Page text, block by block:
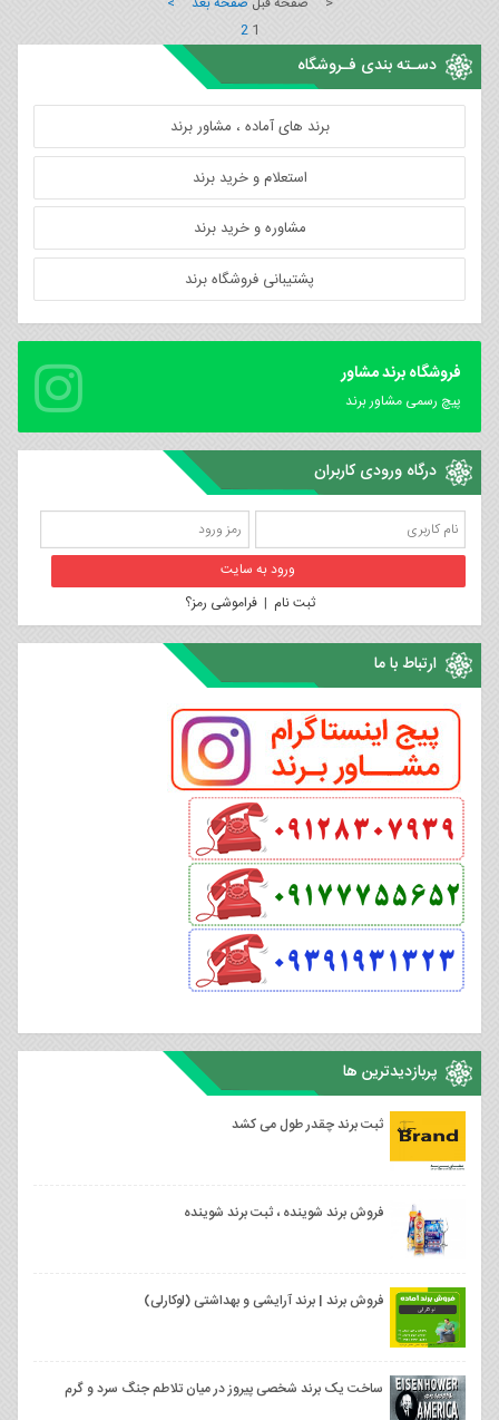
1
2
دسـته بندی فـروشگاه
برند های آماده ، مشاور برند
استعلام و خرید برند
مشاوره و خرید برند
پشتیبانی فروشگاه برند
فروشگاه برند مشاور
پیچ رسمی مشاور برند
درگاه ورودی کاربران
ثبت نام |فراموشی رمز؟
ارتباط با ما
پربازدیدترین ها
ثبت برند چقدر طول می کشد
فروش برند شوینده ، ثبت برند شوینده
فروش برند | برند آرایشی و بهداشتی (لوکارلی)
ساخت یک برند شخصی پیروز در میان تلاطم جنگ سرد و گرم